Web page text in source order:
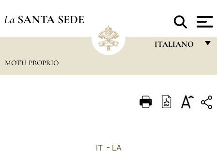
La SANTA SEDE
ITALIANO
ITALIANO
MOTU PROPRIO
IT- LA